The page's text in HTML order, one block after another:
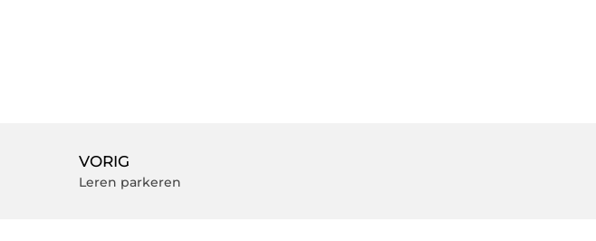
VORIG
Leren parkeren